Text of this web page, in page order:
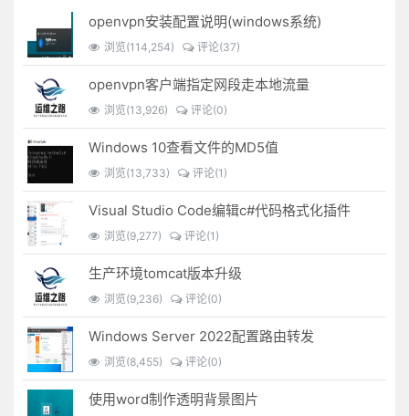
openvpn安装配置说明(windows系统)
浏览(114,254) 评论(37)
openvpn客户端指定网段走本地流量
浏览(13,926) 评论(0)
Windows 10查看文件的MD5值
浏览(13,733) 评论(1)
Visual Studio Code编辑c#代码格式化插件
浏览(9,277) 评论(1)
生产环境tomcat版本升级
浏览(9,236) 评论(0)
Windows Server 2022配置路由转发
浏览(8,455) 评论(0)
使用word制作透明背景图片